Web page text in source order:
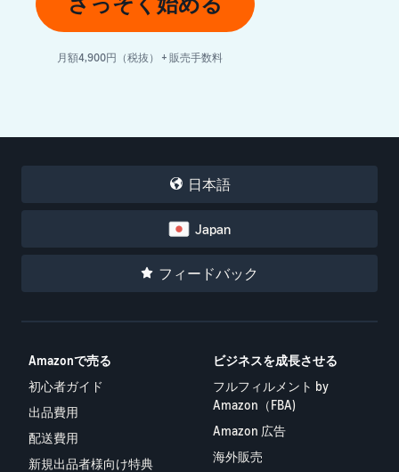
月額4,900円（税抜） + 販売手数料
日本語
Japan
フィードバック
Amazonで売る
初心者ガイド
出品費用
配送費用
新規出品者様向け特典
ビジネスを成長させる
フルフィルメント by
Amazon（FBA)
Amazon 広告
海外販売